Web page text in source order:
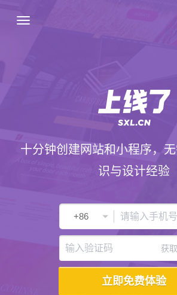
十分钟创建网站和小程序，
识与设计经验
获